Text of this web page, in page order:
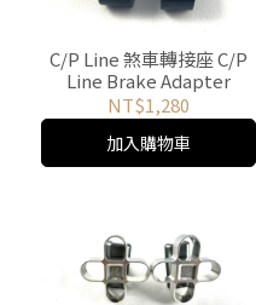
C/P Line 煞車轉接座 C/P
Line Brake Adapter
NT$1,280
加入購物車